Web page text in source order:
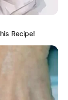
Recipe!